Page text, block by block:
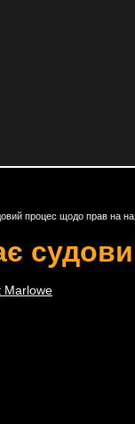
процес щодо прав на
Marlowe